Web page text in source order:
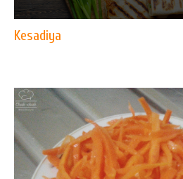
Kesadiya